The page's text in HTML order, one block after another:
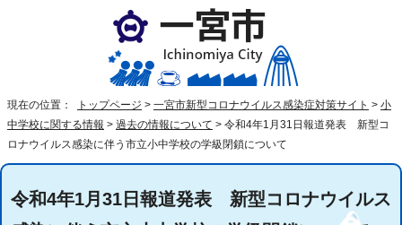
現在の位置： トップページ > 一宮市新型コロナウイルス感染症対策サイト > 小
中学校に関する情報 > 過去の情報について > 令和4年1月31日報道発表 新型コ
ロナウイルス感染に伴う市立小中学校の学級閉鎖について
令和4年1月31日報道発表 新型コロナウイルス